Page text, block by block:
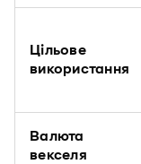
Цільове
використання
Валюта
векселя